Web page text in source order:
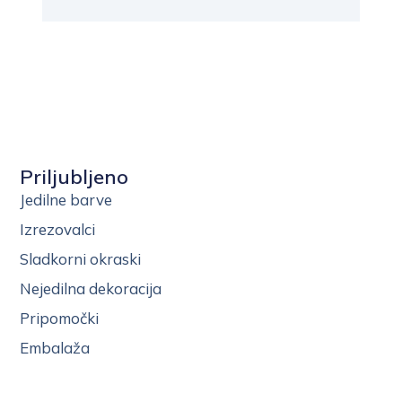
Priljubljeno
Jedilne barve
Izrezovalci
Sladkorni okraski
Nejedilna dekoracija
Pripomočki
Embalaža